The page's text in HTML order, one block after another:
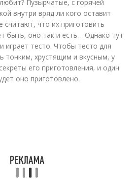
Пузырчатые, с горячей
внутри вряд ли кого оставит
что их приготовить
быть, оно так и есть… Однако тут
играет тесто. Чтобы тесто для
тонким, хрустящим и вкусным, у
его приготовления, и один
оно приготовлено.